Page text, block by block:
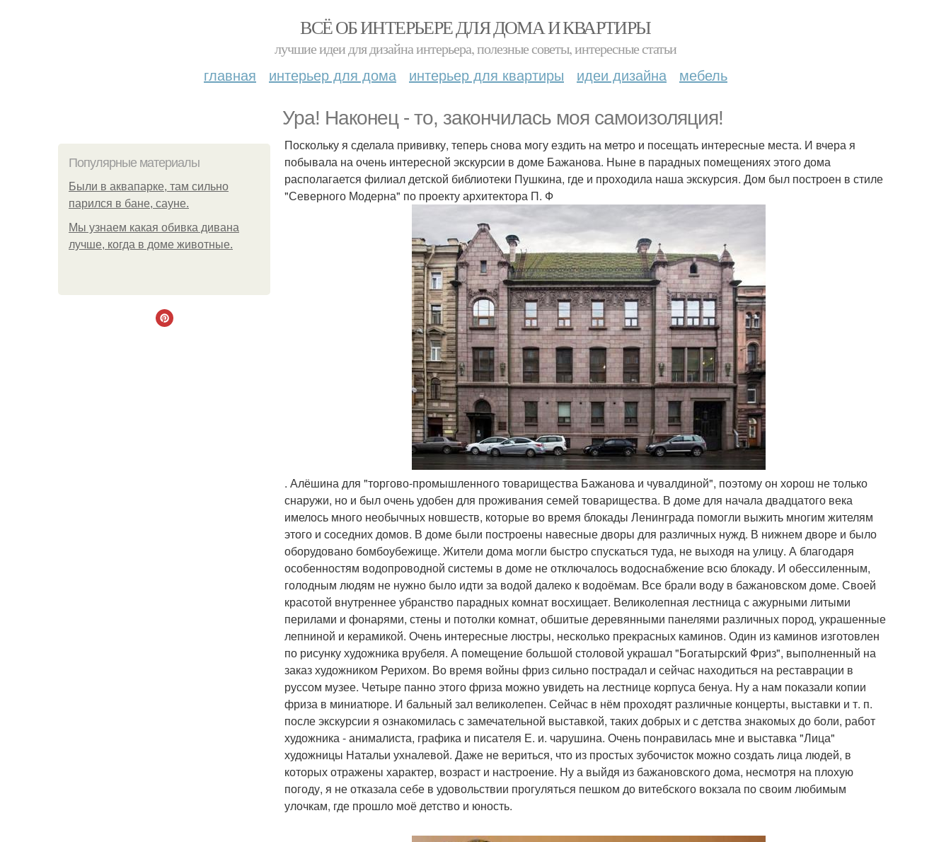
ВСЁ ОБ ИНТЕРЬЕРЕ ДЛЯ ДОМА И КВАРТИРЫ
лучшие идеи для дизайна интерьера, полезные советы, интересные статьи
главная интерьер для дома интерьер для квартиры идеи дизайна мебель
Ура! Наконец - то, закончилась моя самоизоляция!
Популярные материалы
Были в аквапарке, там сильно
парился в бане, сауне.
Мы узнаем какая обивка дивана
лучше, когда в доме животные.
Поскольку я сделала прививку, теперь снова могу ездить на метро и посещать интересные места. И вчера я
побывала на очень интересной экскурсии в доме Бажанова. Ныне в парадных помещениях этого дома
располагается филиал детской библиотеки Пушкина, где и проходила наша экскурсия. Дом был построен в стиле
"Северного Модерна" по проекту архитектора П. Ф
. Алёшина для "торгово-промышленного товарищества Бажанова и чувалдиной", поэтому он хорош не только
снаружи, но и был очень удобен для проживания семей товарищества. В доме для начала двадцатого века
имелось много необычных новшеств, которые во время блокады Ленинграда помогли выжить многим жителям
этого и соседних домов. В доме были построены навесные дворы для различных нужд. В нижнем дворе и было
оборудовано бомбоубежище. Жители дома могли быстро спускаться туда, не выходя на улицу. А благодаря
особенностям водопроводной системы в доме не отключалось водоснабжение всю блокаду. И обессиленным,
голодным людям не нужно было идти за водой далеко к водоёмам. Все брали воду в бажановском доме. Своей
красотой внутреннее убранство парадных комнат восхищает. Великолепная лестница с ажурными литыми
перилами и фонарями, стены и потолки комнат, обшитые деревянными панелями различных пород, украшенные
лепниной и керамикой. Очень интересные люстры, несколько прекрасных каминов. Один из каминов изготовлен
по рисунку художника врубеля. А помещение большой столовой украшал "Богатырский Фриз", выполненный на
заказ художником Рерихом. Во время войны фриз сильно пострадал и сейчас находиться на реставрации в
руссом музее. Четыре панно этого фриза можно увидеть на лестнице корпуса бенуа. Ну а нам показали копии
фриза в миниатюре. И бальный зал великолепен. Сейчас в нём проходят различные концерты, выставки и т. п.
после экскурсии я ознакомилась с замечательной выставкой, таких добрых и с детства знакомых до боли, работ
художника - анималиста, графика и писателя Е. и. чарушина. Очень понравилась мне и выставка "Лица"
художницы Натальи ухналевой. Даже не вериться, что из простых зубочисток можно создать лица людей, в
которых отражены характер, возраст и настроение. Ну а выйдя из бажановского дома, несмотря на плохую
погоду, я не отказала себе в удовольствии прогуляться пешком до витебского вокзала по своим любимым
улочкам, где прошло моё детство и юность.